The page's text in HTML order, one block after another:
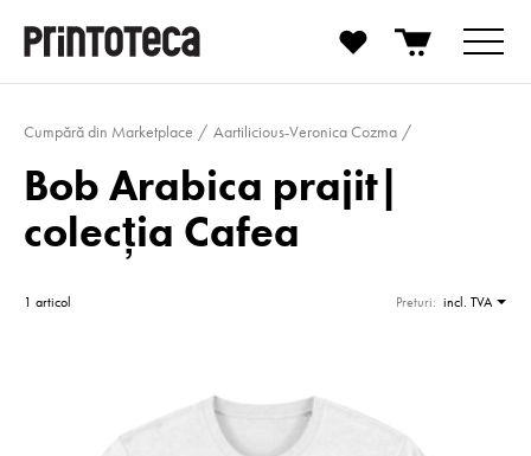
Cumpără din Marketplace Aartilicious-Veronica Cozma
Bob Arabica prajit|
colecţia Cafea
1 articol Preturi: incl. TVA